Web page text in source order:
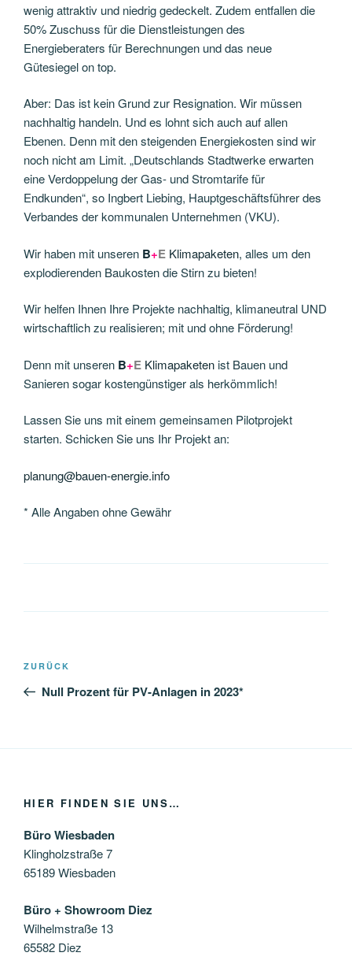
wenig attraktiv und niedrig gedeckelt. Zudem entfallen die
50% Zuschuss für die Dienstleistungen des
Energieberaters für Berechnungen und das neue
Gütesiegel on top.
Aber: Das ist kein Grund zur Resignation. Wir müssen
nachhaltig handeln. Und es lohnt sich auch auf allen
Ebenen. Denn mit den steigenden Energiekosten sind wir
noch nicht am Limit. „Deutschlands Stadtwerke erwarten
eine Verdoppelung der Gas- und Stromtarife für
Endkunden“, so Ingbert Liebing, Hauptgeschäftsführer des
Verbandes der kommunalen Unternehmen (VKU).
Wir haben mit unseren B+E Klimapaketen, alles um den
explodierenden Baukosten die Stirn zu bieten!
Wir helfen Ihnen Ihre Projekte nachhaltig, klimaneutral UND
wirtschaftlich zu realisieren; mit und ohne Förderung!
Denn mit unseren B+E Klimapaketenist Bauen und
Sanieren sogar kostengünstiger als herkömmlich!
Lassen Sie uns mit einem gemeinsamen Pilotprojekt
starten. Schicken Sie uns Ihr Projekt an:
planung@bauen-energie.info
* Alle Angaben ohne Gewähr
Beitragsnavigation
Vorheriger
Beitrag
ZURÜCK
Null Prozent für PV-Anlagen in 2023*
HIER FINDEN SIE UNS…
Büro Wiesbaden
Klingholzstraße 7
65189 Wiesbaden
Büro + Showroom Diez
Wilhelmstraße 13
65582 Diez